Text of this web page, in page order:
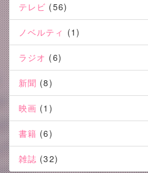
テレビ (56)
ノベルティ (1)
ラジオ (6)
新聞 (8)
映画 (1)
書籍 (6)
雑誌 (32)